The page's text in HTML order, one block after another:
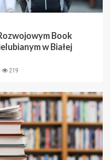
Book
w Białej
219